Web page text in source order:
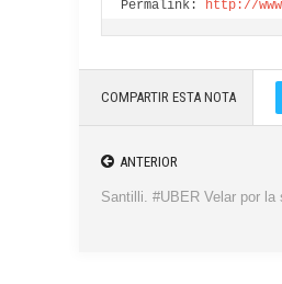
Permalink: http://
COMPARTIR ESTA NOTA
ANTERIOR
Santilli. #UBER Velar por la